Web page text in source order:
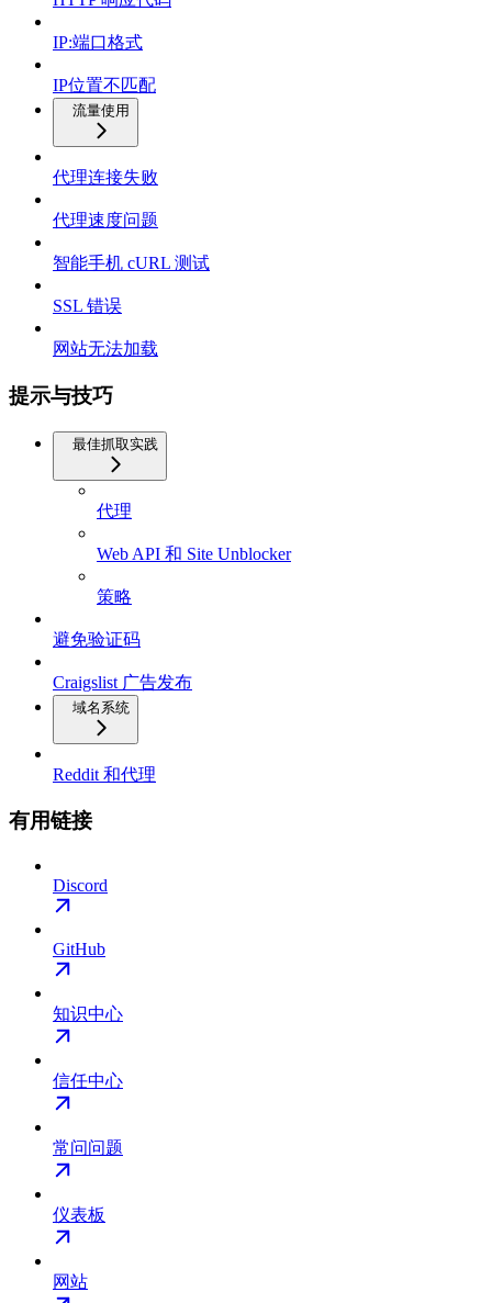
IP:端口格式
IP位置不匹配
流量使用
代理连接失败
代理速度问题
智能手机 cURL 测试
SSL 错误
网站无法加载
提示与技巧
最佳抓取实践
代理
Web API 和 Site Unblocker
策略
避免验证码
Craigslist 广告发布
域名系统
Reddit 和代理
有用链接
Discord
GitHub
知识中心
信任中心
常问问题
仪表板
网站